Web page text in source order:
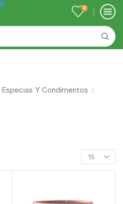
0
Especias Y Condimentos